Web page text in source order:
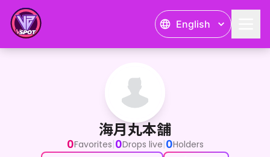
English
海月丸本舗
<p>深海からﾊｼﾞﾒﾏｼﾃ！</p><p>全肯定癒し系!? VTuberの海
海月丸本舗
0Favorites|0Drops live|0Holders